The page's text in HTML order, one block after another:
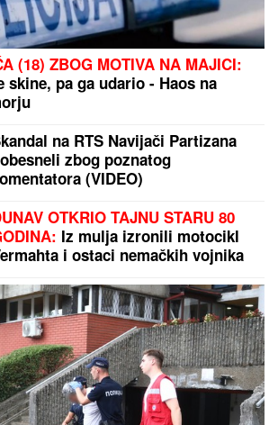
(18) ZBOG MOTIVA NA MAJICI:
skine, pa ga udario - Haos na
na RTS Navijači Partizana
zbog poznatog
(VIDEO)
OTKRIO TAJNU STARU 80
Iz mulja izronili motocikl
i ostaci nemačkih vojnika